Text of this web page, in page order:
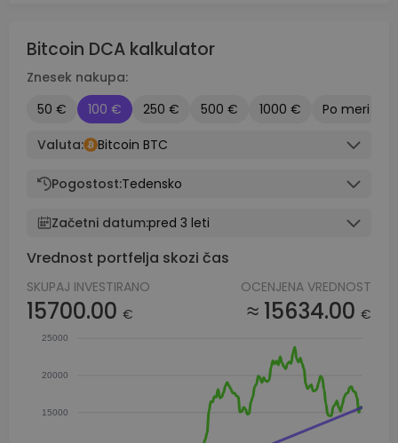
Bitcoin DCA kalkulator
Znesek nakupa:
50 €
100 € 250 € 500 € 1000 €
Po meri
Valuta:
Bitcoin BTC
Pogostost:Tedensko
Začetni datum:pred 3 leti
Vrednost portfelja skozi čas
SKUPAJ INVESTIRANO
15700.00 €
OCENJENA VREDNOST
≈ 15634.00 €
25000
20000
15000